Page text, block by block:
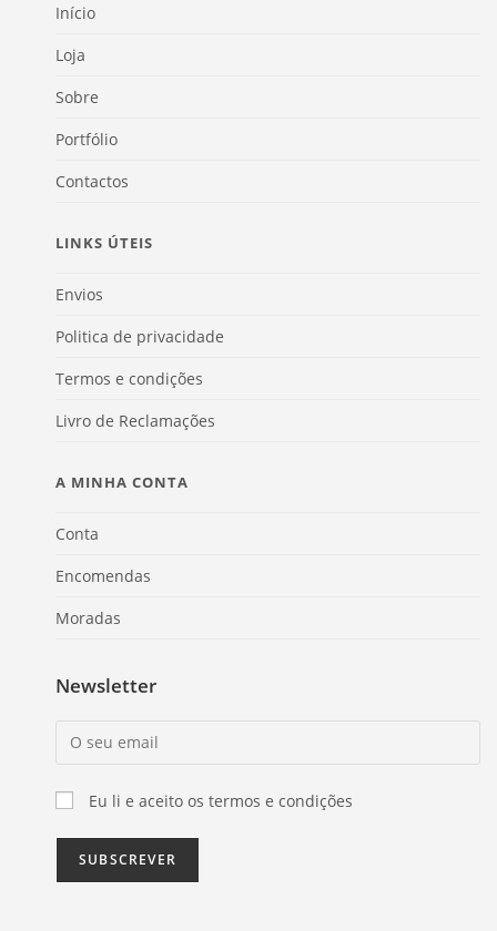
Início
Loja
Sobre
Portfólio
Contactos
LINKS ÚTEIS
Envios
Politica de privacidade
Termos e condições
Livro de Reclamações
A MINHA CONTA
Conta
Encomendas
Moradas
Newsletter
Eu li e aceito os termos e condições